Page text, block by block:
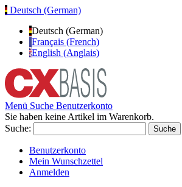
Deutsch (German)
Deutsch (German)
Français (French)
English (Anglais)
Menü Suche Benutzerkonto
Sie haben keine Artikel im Warenkorb.
Suche:
Suche
Benutzerkonto
Mein Wunschzettel
Anmelden